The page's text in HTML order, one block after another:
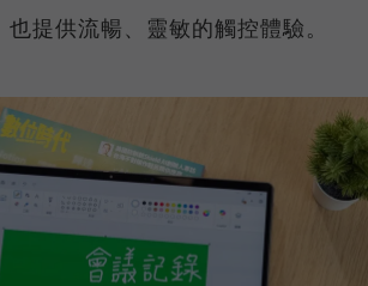
提供流暢、靈敏的觸控體驗。